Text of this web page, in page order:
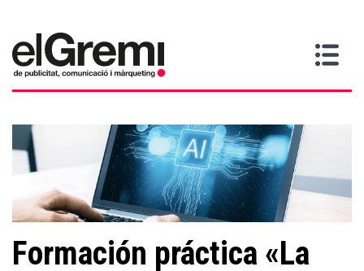
Inicio
Gremi Servicios
>
Contacta
Formación práctica «La